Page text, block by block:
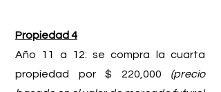
Propiedad 4
Año 11 a 12: se compra la cuarta
propiedad por $ 220,000 (precio